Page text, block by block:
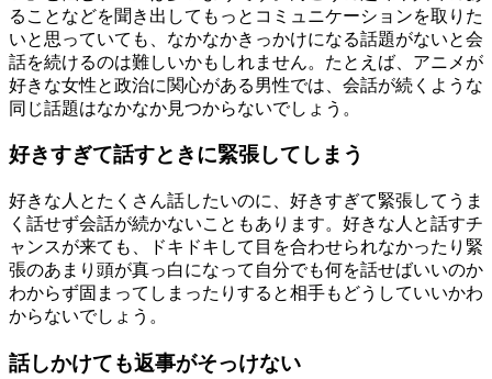
ることなどを聞き出してもっとコミュニケーションを取りた
いと思っていても、なかなかきっかけになる話題がないと会
話を続けるのは難しいかもしれません。たとえば、アニメが
好きな女性と政治に関心がある男性では、会話が続くような
同じ話題はなかなか見つからないでしょう。
好きすぎて話すときに緊張してしまう
好きな人とたくさん話したいのに、好きすぎて緊張してうま
く話せず会話が続かないこともあります。好きな人と話すチ
ャンスが来ても、ドキドキして目を合わせられなかったり緊
張のあまり頭が真っ白になって自分でも何を話せばいいのか
わからず固まってしまったりすると相手もどうしていいかわ
からないでしょう。
話しかけても返事がそっけない